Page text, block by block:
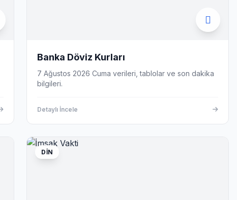
Banka Döviz Kurları
7 Ağustos 2026 Cuma verileri, tablolar ve son dakika
bilgileri.
Detaylı İncele
DIN